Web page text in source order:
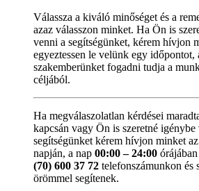
Válassza a kiváló minőséget és a
azaz válasszon minket. Ha Ön is
venni a segítségünket, kérem hívjon
egyeztessen le velünk egy időpontot,
szakemberünket fogadni tudja a
céljából.
Ha megválaszolatlan kérdései
kapcsán vagy Ön is szeretné igénybe
segítségünket kérem hívjon minket
napján, a nap 00:00 – 24:00
(70) 600 37 72 telefonszámunkon és
örömmel segítenek.